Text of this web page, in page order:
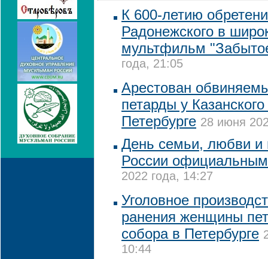
К 600-летию
Радонежского в
мультфильм
года, 21:05
Арестован
петарды у
Петербурге 28 июня
День семьи, любви и
России
2022 года, 14:27
Уголовное
ранения женщины
собора в Петербурге
10:44